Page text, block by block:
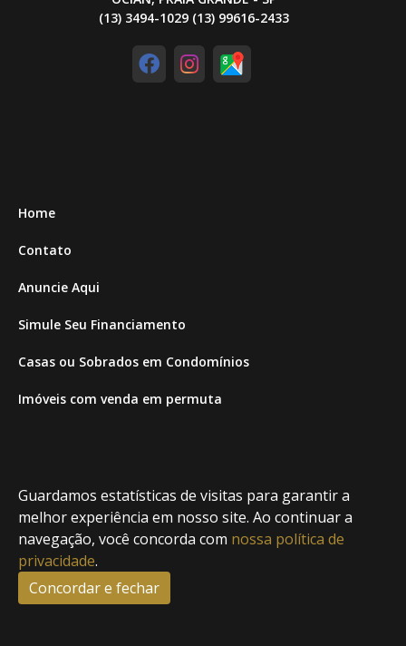
Guardamos estatísticas de visitas para garantir a
melhor experiência em nosso site. Ao continuar a
navegação, você concorda com nossa política de
privacidade.
Concordar e fechar
(13) 3494-1029 (13) 99616-2433
Home
Contato
Anuncie Aqui
Simule Seu Financiamento
Casas ou Sobrados em Condomínios
Imóveis com venda em permuta
Casa com piscina
Apartamento com piscina
Condomínio fechado